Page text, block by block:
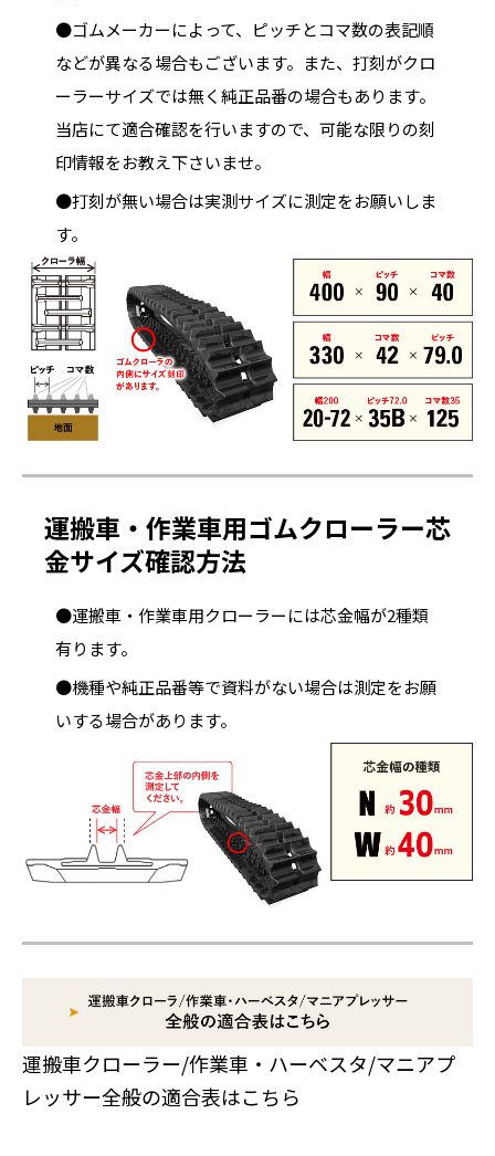
●ゴムメーカーによって、ピッチとコマ数の表記順
などが異なる場合もございます。また、打刻がクロ
ーラーサイズでは無く純正品番の場合もあります。
当店にて適合確認を行いますので、可能な限りの刻
印情報をお教え下さいませ。
●打刻が無い場合は実測サイズに測定をお願いしま
す。
運搬車・作業車用ゴムクローラー芯
金サイズ確認方法
●運搬車・作業車用クローラーには芯金幅が2種類
有ります。
●機種や純正品番等で資料がない場合は測定をお願
いする場合があります。
運搬車クローラー/作業車・ハーベスタ/マニアプ
レッサー全般の適合表はこちら